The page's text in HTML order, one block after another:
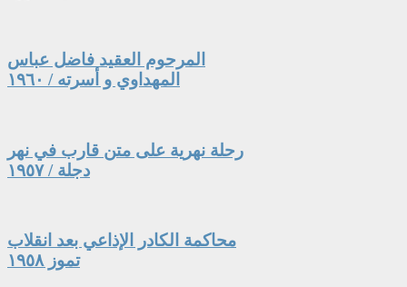
المرحوم العقيد فاضل عباس
المهداوي و أسرته / ١٩٦٠
رحلة نهرية على متن قارب في نهر
دجلة / ١٩٥٧
محاكمة الكادر الإذاعي بعد انقلاب
تموز ١٩٥٨